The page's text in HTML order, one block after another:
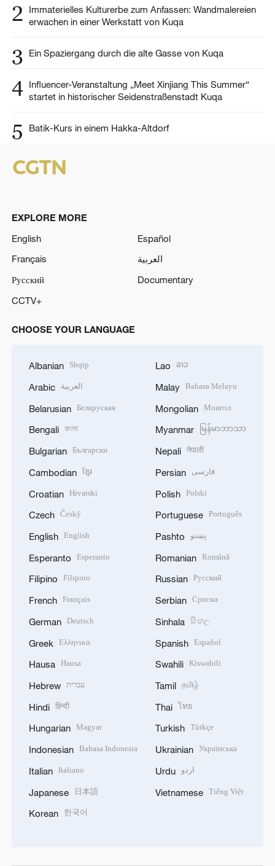
2
Immaterielles Kulturerbe zum Anfassen: Wandmalereien
erwachen in einer Werkstatt von Kuqa
3 Ein Spaziergang durch die alte Gasse von Kuqa
4 Influencer-Veranstaltung „Meet Xinjiang This Summer“
startet in historischer Seidenstraßenstadt Kuqa
5 Batik-Kurs in einem Hakka-Altdorf
EXPLORE MORE
English
Español
Français
العربية
Русский
Documentary
CCTV+
CHOOSE YOUR LANGUAGE
Albanian Shqip
Arabic العربية
Belarusian Беларуская
Bengali বাংলা
Bulgarian Български
Cambodian ខ្មែរ
Croatian Hrvatski
Czech Český
English English
Esperanto Esperanto
Filipino Filipino
French Français
German Deutsch
Greek Ελληνικά
Hausa Hausa
Hebrew עברית
Hindi हिन्दी
Hungarian Magyar
Indonesian Bahasa Indonesia
Italian Italiano
Japanese 日本語
Korean 한국어
Lao ລາວ
Malay Bahasa Melayu
Mongolian Монгол
Myanmar မြန်မာဘာသာ
Nepali नेपाली
Persian فارسی
Polish Polski
Portuguese Português
Pashto پښتو
Romanian Română
Russian Русский
Serbian Српски
Sinhala සිංහල
Spanish Español
Swahili Kiswahili
Tamil தமிழ்
Thai ไทย
Turkish Türkçe
Ukrainian Українська
Urdu اردو
Vietnamese Tiếng Việt